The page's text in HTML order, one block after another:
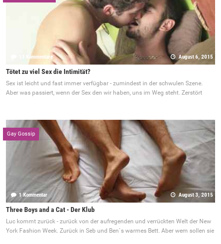
13 Kommentare August 6, 2015
Tötet zu viel Sex die Intimität?
Sex ist leicht und fast immer verfügbar - zumindest in der schwulen Szene.
Aber was passiert, wenn der Sex den wir haben, uns im Weg steht. Zerstört
Gay Gossip
1 Kommentar August 3, 2015
Three Boys and a Cat - Der Klub
Luc kommt zurück - zurück von der aufregenden und verrückten Welt der New
York Fashion Week. Zurück in Seb und Ben`s warmes Bett. Aber wem sollen sie